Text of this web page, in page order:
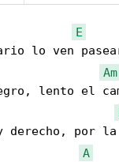
E
lo ven
Am
lento el
A